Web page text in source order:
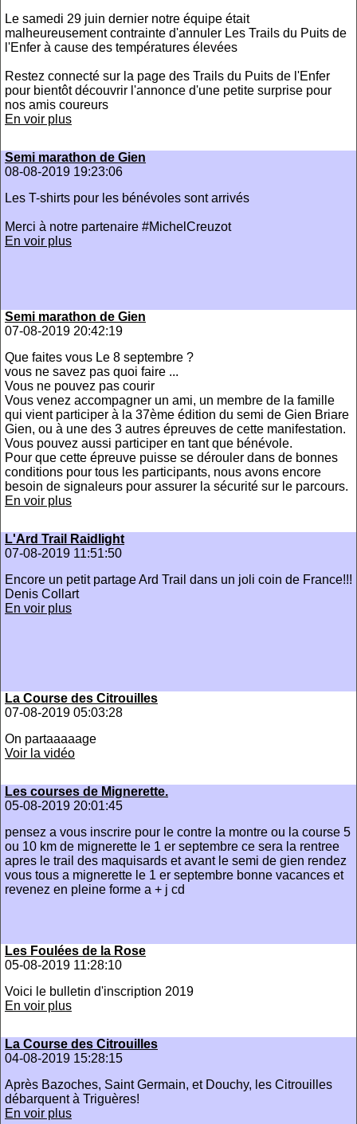
Le samedi 29 juin dernier notre équipe était
malheureusement contrainte d'annuler Les Trails du Puits de
l'Enfer à cause des températures élevées
Restez connecté sur la page des Trails du Puits de l'Enfer
pour bientôt découvrir l'annonce d'une petite surprise pour
nos amis coureurs
En voir plus
Semi marathon de Gien
08-08-2019 19:23:06
Les T-shirts pour les bénévoles sont arrivés
Merci à notre partenaire #MichelCreuzot
En voir plus
Semi marathon de Gien
07-08-2019 20:42:19
Que faites vous Le 8 septembre ?
vous ne savez pas quoi faire ...
Vous ne pouvez pas courir
Vous venez accompagner un ami, un membre de la famille
qui vient participer à la 37ème édition du semi de Gien Briare
Gien, ou à une des 3 autres épreuves de cette manifestation.
Vous pouvez aussi participer en tant que bénévole.
Pour que cette épreuve puisse se dérouler dans de bonnes
conditions pour tous les participants, nous avons encore
besoin de signaleurs pour assurer la sécurité sur le parcours.
En voir plus
L'Ard Trail Raidlight
07-08-2019 11:51:50
Encore un petit partage Ard Trail dans un joli coin de France!!!
Denis Collart
En voir plus
La Course des Citrouilles
07-08-2019 05:03:28
On partaaaaage
Voir la vidéo
Les courses de Mignerette.
05-08-2019 20:01:45
pensez a vous inscrire pour le contre la montre ou la course 5
ou 10 km de mignerette le 1 er septembre ce sera la rentree
apres le trail des maquisards et avant le semi de gien rendez
vous tous a mignerette le 1 er septembre bonne vacances et
revenez en pleine forme a + j cd
Les Foulées de la Rose
05-08-2019 11:28:10
Voici le bulletin d'inscription 2019
En voir plus
La Course des Citrouilles
04-08-2019 15:28:15
Après Bazoches, Saint Germain, et Douchy, les Citrouilles
débarquent à Triguères!
En voir plus